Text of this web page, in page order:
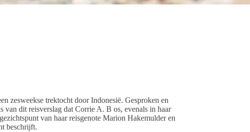
zesweekse trektocht door Indonesië. Gesproken en
van dit reisverslag dat Corrie A. B os, evenals in haar
van haar reisgenote Marion Hakemulder en
beschrijft.